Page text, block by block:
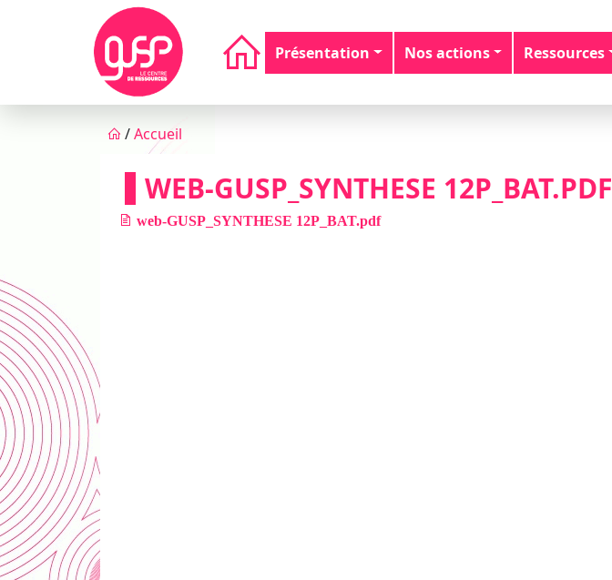
Aller au contenu principal
Navigation principale
Présentation Nos actions Ressources
Fil d'Ariane
/Accueil
WEB-GUSP_SYNTHESE 12P_BAT.PDF
web-GUSP_SYNTHESE 12P_BAT.pdf